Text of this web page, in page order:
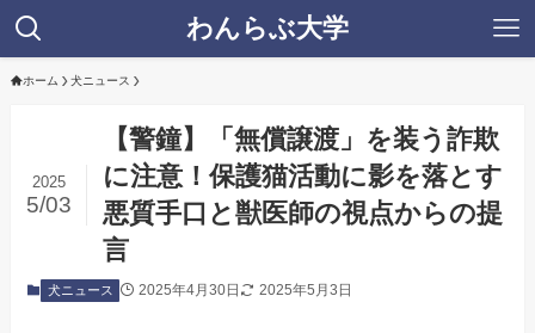
わんらぶ大学
ホーム 犬ニュース
【警鐘】「無償譲渡」を装う詐欺
に注意！保護猫活動に影を落とす
悪質手口と獣医師の視点からの提
言
2025
5/03
犬ニュース 2025年4月30日 2025年5月3日